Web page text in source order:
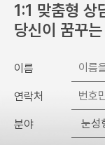
1:1 맞춤형 상
당신이 꿈꾸
이름
연락처
분야